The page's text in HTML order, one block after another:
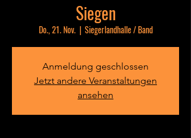
Siegen
Do., 21. Nov.
  |
Siegerlandhalle / Band
Anmeldung geschlossen
Jetzt andere Veranstaltungen
ansehen